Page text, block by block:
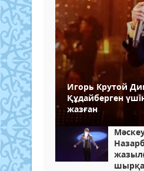
Игорь Крутой
Құдайберген
жазған